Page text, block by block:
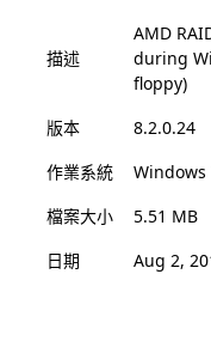
描述
AMD
during
floppy)
版本
8.2.0.24
作業系統
檔案大小
5.51 MB
日期
Aug 2,